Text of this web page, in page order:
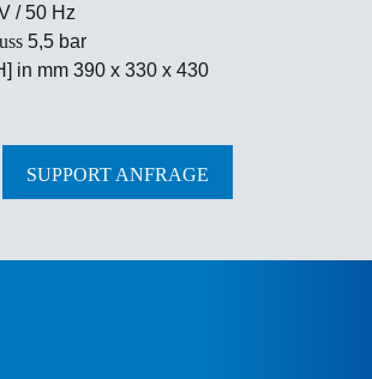
/ 50 Hz
5,5 bar
in mm 390 x 330 x 430
SUPPORT ANFRAGE